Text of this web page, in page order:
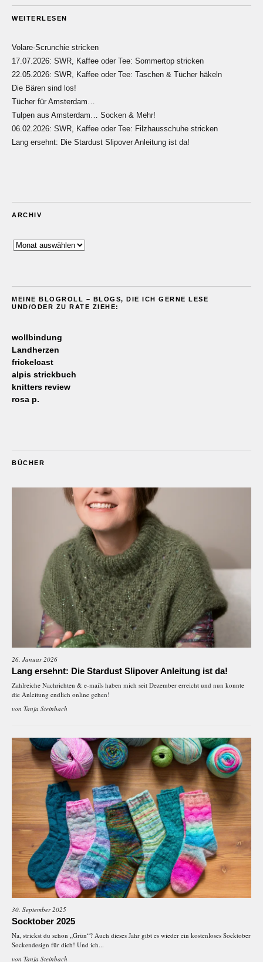
WEITERLESEN
Volare-Scrunchie stricken
17.07.2026: SWR, Kaffee oder Tee: Sommertop stricken
22.05.2026: SWR, Kaffee oder Tee: Taschen & Tücher häkeln
Die Bären sind los!
Tücher für Amsterdam…
Tulpen aus Amsterdam… Socken & Mehr!
06.02.2026: SWR, Kaffee oder Tee: Filzhausschuhe stricken
Lang ersehnt: Die Stardust Slipover Anleitung ist da!
ARCHIV
Archiv
MEINE BLOGROLL – BLOGS, DIE ICH GERNE LESE
UND/ODER ZU RATE ZIEHE:
wollbindung
Landherzen
frickelcast
alpis strickbuch
knitters review
rosa p.
BÜCHER
26. Januar 2026
Lang ersehnt: Die Stardust Slipover Anleitung ist da!
Zahlreiche Nachrichten & e-mails haben mich seit Dezember erreicht und nun konnte
die Anleitung endlich online gehen!
von Tanja Steinbach
30. September 2025
Socktober 2025
Na, strickst du schon „Grün“? Auch dieses Jahr gibt es wieder ein kostenloses Socktober
Sockendesign für dich! Und ich...
von Tanja Steinbach